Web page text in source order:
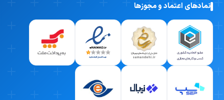
با چند کلیک ساده می‌توانید رزومهٔ پزشکان مختلف خنج را بررسی کنید،
آن‌ها را با یکدیگر مقایسه کنید و نزدیک‌ترین زمان ویزیت حضوری یا
مشاورهٔ آنلاین (متنی، تلفنی و تصویری) را به‌صورت اینترنتی رزرو کنید.
سلامتی شما و دریافت سریع‌ترین خدمات درمانی، اولویت اصلی ما در
طبیب‌یاب است.
نمادهای اعتماد و مجوزها